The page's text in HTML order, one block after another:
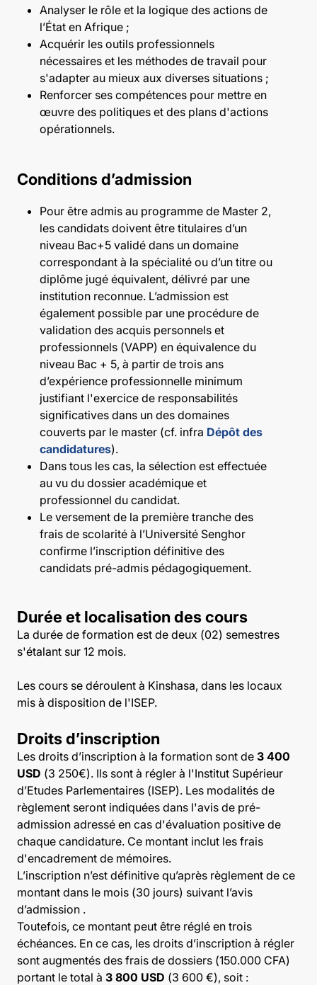
Analyser le rôle et la logique des actions de
l’État en Afrique ;
Acquérir les outils professionnels
nécessaires et les méthodes de travail pour
s'adapter au mieux aux diverses situations ;
Renforcer ses compétences pour mettre en
œuvre des politiques et des plans d'actions
opérationnels.
Conditions d’admission
Pour être admis au programme de Master 2,
les candidats doivent être titulaires d’un
niveau Bac+5 validé dans un domaine
correspondant à la spécialité ou d’un titre ou
diplôme jugé équivalent, délivré par une
institution reconnue. L’admission est
également possible par une procédure de
validation des acquis personnels et
professionnels (VAPP) en équivalence du
niveau Bac + 5, à partir de trois ans
d’expérience professionnelle minimum
justifiant l'exercice de responsabilités
significatives dans un des domaines
couverts par le master (cf. infra Dépôt des
candidatures).
Dans tous les cas, la sélection est effectuée
au vu du dossier académique et
professionnel du candidat.
Le versement de la première tranche des
frais de scolarité à l’Université Senghor
confirme l’inscription définitive des
candidats pré-admis pédagogiquement.
Durée et localisation des cours
La durée de formation est de deux (02) semestres
s'étalant sur 12 mois.
Les cours se déroulent à Kinshasa, dans les locaux
mis à disposition de l'ISEP.
Droits d’inscription
Les droits d’inscription à la formation sont de 3 400
USD (3 250€). Ils sont à régler à l'Institut Supérieur
d’Etudes Parlementaires (ISEP). Les modalités de
règlement seront indiquées dans l'avis de pré-
admission adressé en cas d'évaluation positive de
chaque candidature. Ce montant inclut les frais
d'encadrement de mémoires.
L’inscription n’est définitive qu’après règlement de ce
montant dans le mois (30 jours) suivant l’avis
d’admission .
Toutefois, ce montant peut être réglé en trois
échéances. En ce cas, les droits d’inscription à régler
sont augmentés des frais de dossiers (150.000 CFA)
portant le total à 3 800 USD (3 600 €), soit :